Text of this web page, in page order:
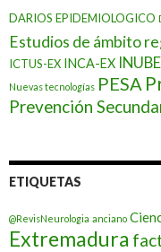
DARIOS EPIDEMIOLOGICO
Estudios de ámbito
ICTUS-EX INCA-EX INUBE
Nuevas tecnologías PESA
Prevención
ETIQUETAS
@RevisNeurologia anciano
Extremadura